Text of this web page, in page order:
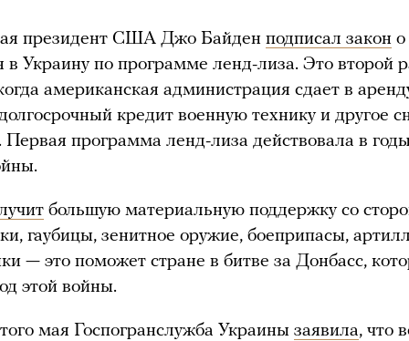
президент США Джо Байден подписал закон о
в Украину по программе ленд-лиза. Это второй
американская администрация сдает в
кредит военную технику и другое
программа ленд-лиза действовала в
большую материальную поддержку со
гаубицы, зенитное оружие, боеприпасы,
— это поможет стране в битве за Донбасс,
этой войны.
мая Госпогранслужба Украины заявила, что